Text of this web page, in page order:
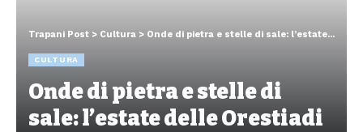
Trapani Post > Cultura > Onde di pietra e stelle di sale: l’estate delle Orestiadi
CULTURA
Onde di pietra e stelle di
sale: l’estate delle Orestiadi